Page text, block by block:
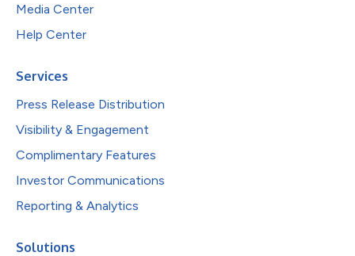
Media Center
Help Center
Services
Press Release Distribution
Visibility & Engagement
Complimentary Features
Investor Communications
Reporting & Analytics
Solutions